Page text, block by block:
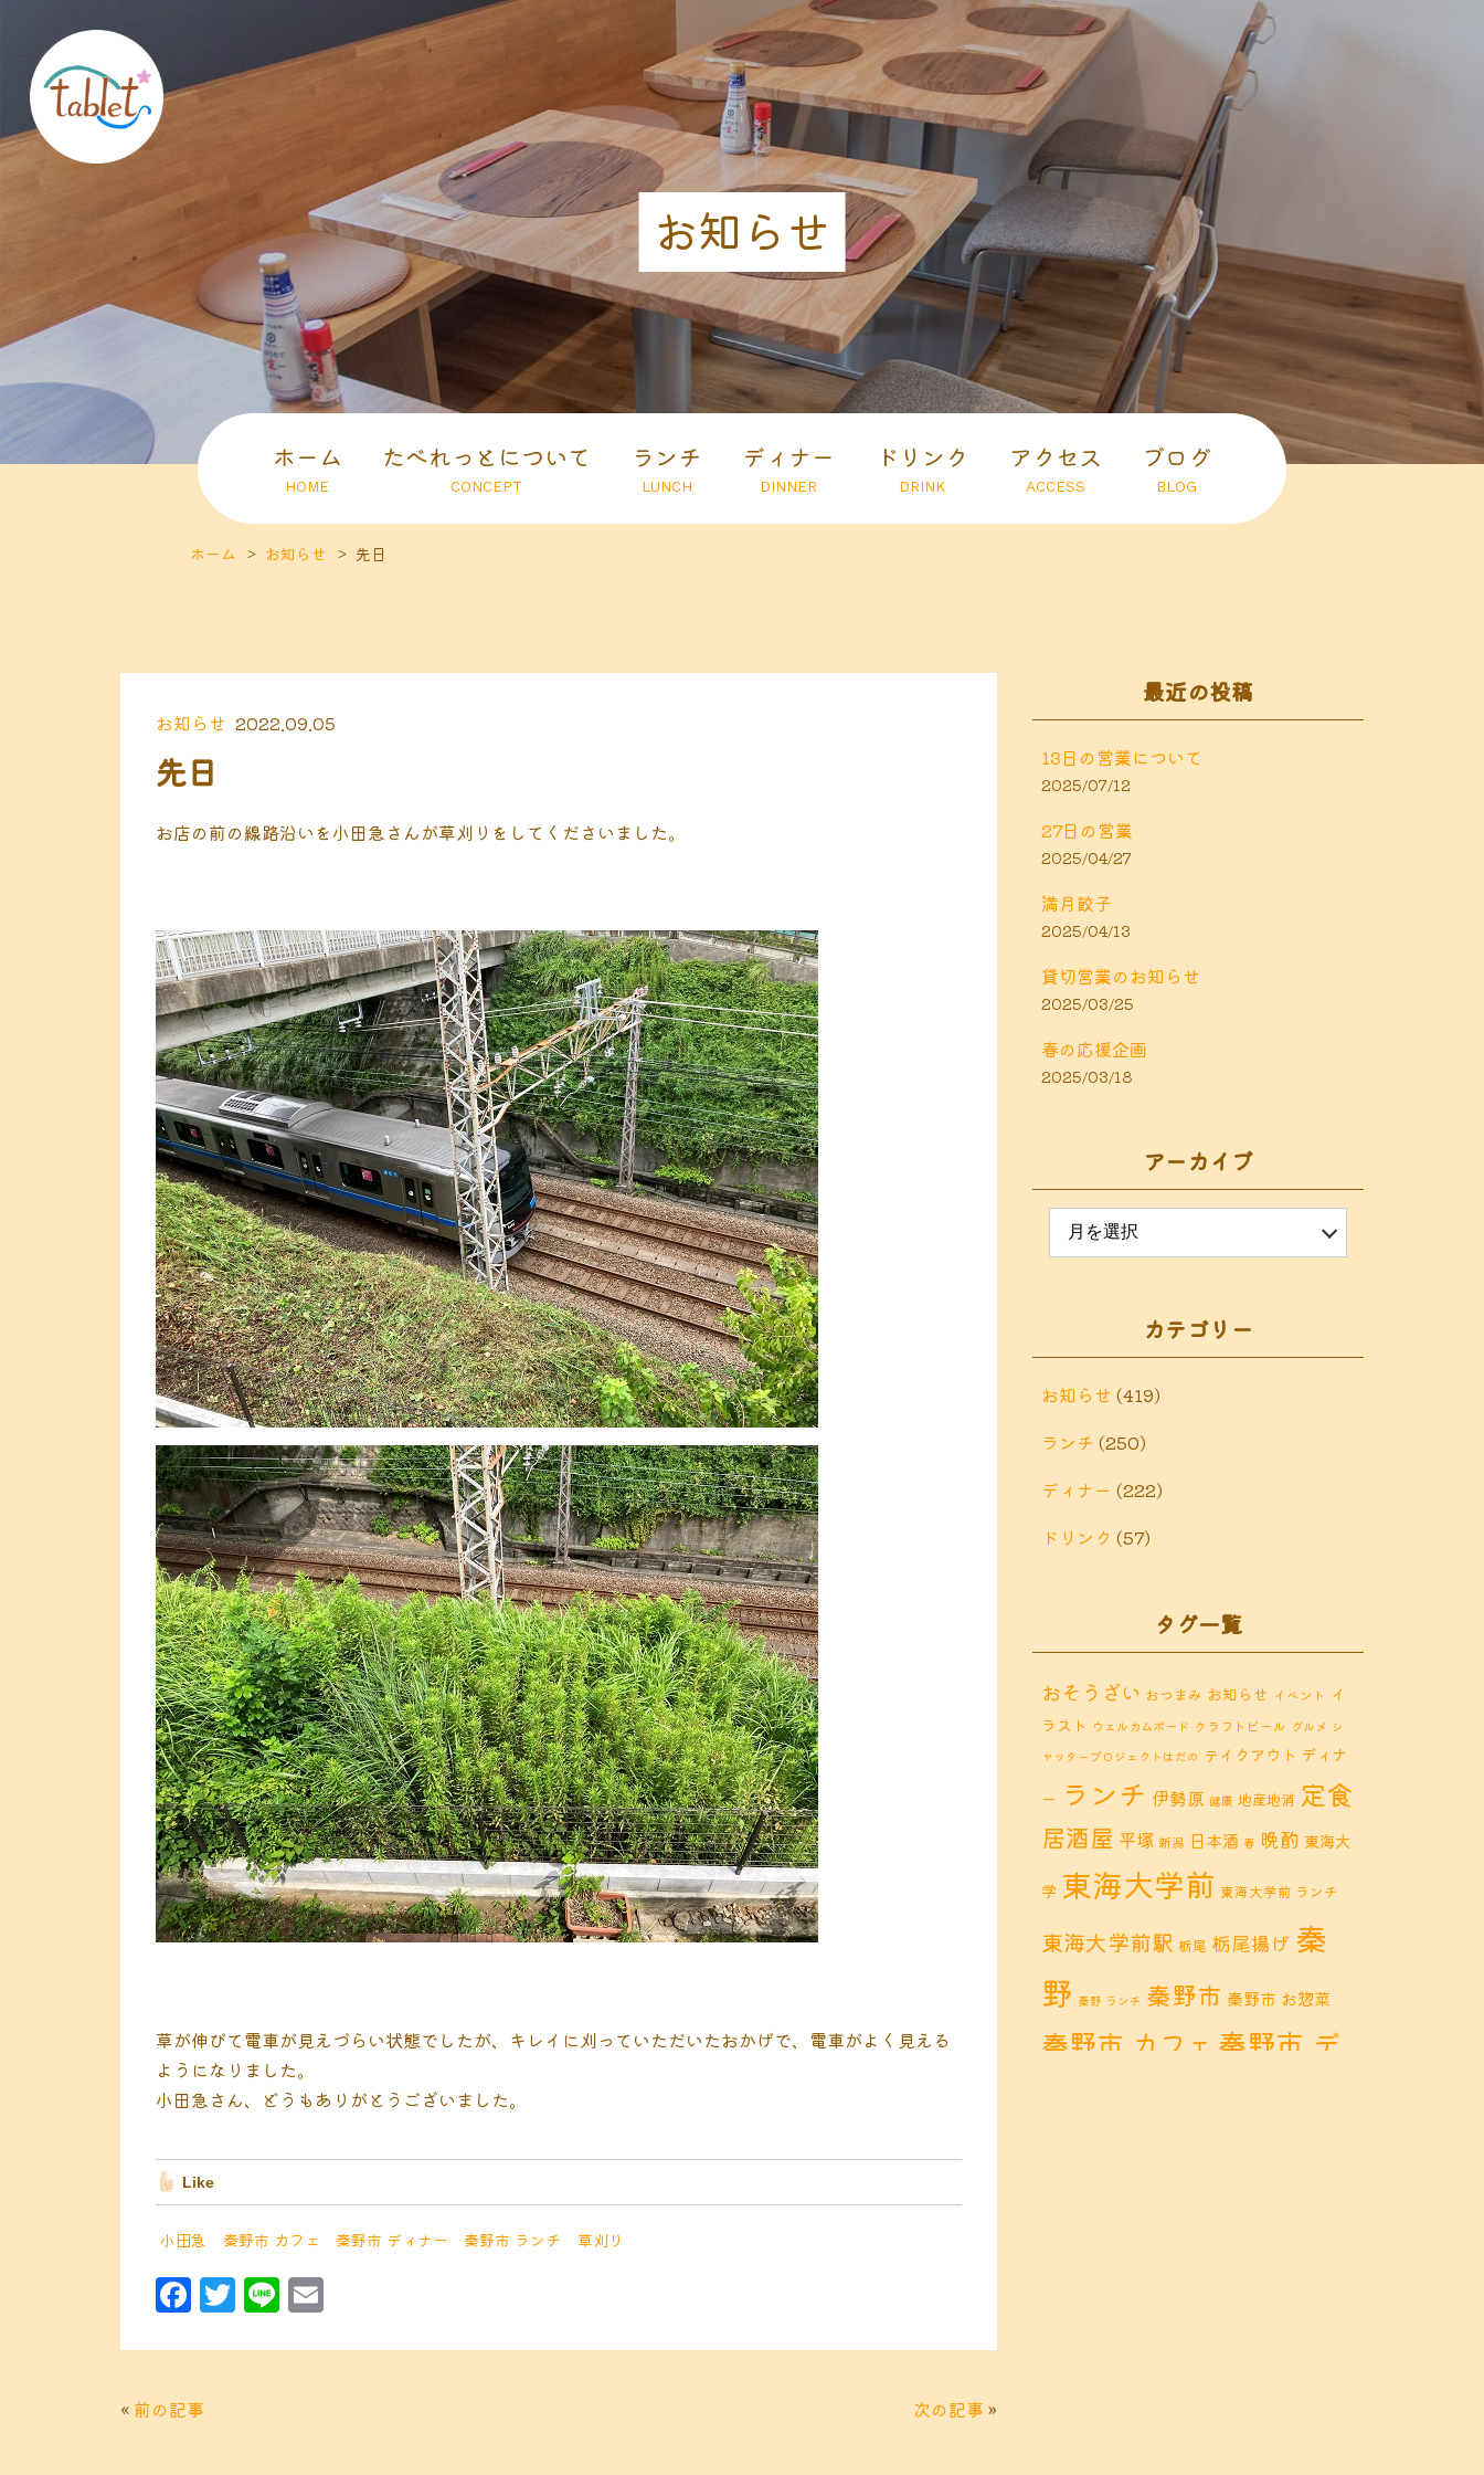
お知らせ
ホーム
HOME
たべれっとについて
CONCEPT
ランチ
LUNCH
ディナー
DINNER
ドリンク
DRINK
アクセス
ACCESS
ブログ
BLOG
ホーム お知らせ 先日
お知らせ 2022.09.05
先日
お店の前の線路沿いを小田急さんが草刈りをしてくださいました。
草が伸びて電車が見えづらい状態でしたが、キレイに刈っていただいたおかげで、電車がよく見える
ようになりました。
小田急さん、どうもありがとうございました。
Like
小田急 秦野市 カフェ 秦野市 ディナー 秦野市 ランチ 草刈り
F
a
c
e
T
w
it
Li
n
e ai
« 前の記事 次の記事 »
最近の投稿
13日の営業について
2025/07/12
27日の営業
2025/04/27
満月餃子
2025/04/13
貸切営業のお知らせ
2025/03/25
春の応援企画
2025/03/18
アーカイブ
カテゴリー
お知らせ (419)
ランチ (250)
ディナー (222)
ドリンク (57)
タグ一覧
おそうざい おつまみ お知らせ イベント イ
ラスト ウェルカムボード クラフトビール グルメ シ
ャッタープロジェクトはだの テイクアウト ディナ
ー ランチ 伊勢原 健康 地産地消 定食
居酒屋 平塚 新潟 日本酒 春 晩酌 東海大
学 東海大学前 東海大学前 ランチ
東海大学前駅 栃尾 栃尾揚げ 秦
野 秦野 ランチ 秦野市 秦野市 お惣菜
秦野市 カフェ 秦野市 デ